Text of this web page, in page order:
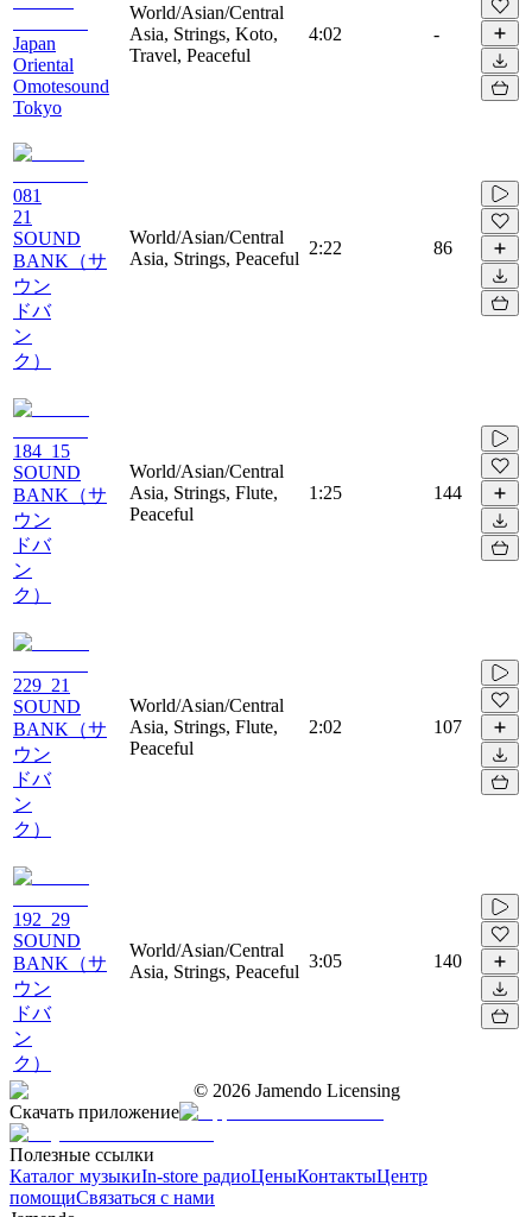
Japan
Oriental
Omotesound
Tokyo
World/Asian/Central
Asia, Strings, Koto,
Travel, Peaceful
4:02 -
081
21
SOUND
BANK（サ
ウン
ドバ
ン
ク）
World/Asian/Central
Asia, Strings, Peaceful
2:22 86
184_15
SOUND
BANK（サ
ウン
ドバ
ン
ク）
World/Asian/Central
Asia, Strings, Flute,
Peaceful
1:25 144
229_21
SOUND
BANK（サ
ウン
ドバ
ン
ク）
World/Asian/Central
Asia, Strings, Flute,
Peaceful
2:02 107
192_29
SOUND
BANK（サ
ウン
ドバ
ン
ク）
World/Asian/Central
Asia, Strings, Peaceful
3:05 140
© 2026 Jamendo Licensing
Скачать приложение
Полезные ссылки
Каталог музыкиIn-store радиоЦеныКонтактыЦентр
помощиСвязаться с нами